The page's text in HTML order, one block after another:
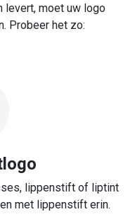
levert, moet uw logo
Probeer het zo:
lippenstift of liptint
met lippenstift erin.